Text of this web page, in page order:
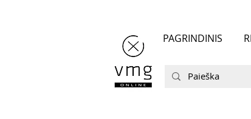
PAGRINDINIS